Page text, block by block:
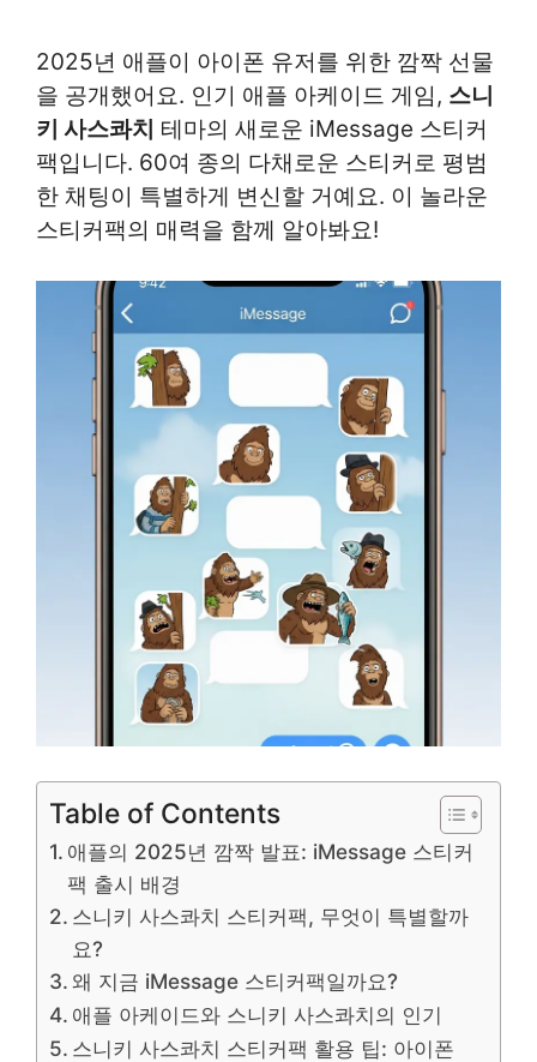
2025년 애플이 아이폰 유저를 위한 깜짝 선물
을 공개했어요. 인기 애플 아케이드 게임, 스니
키 사스콰치 테마의 새로운 iMessage 스티커
팩입니다. 60여 종의 다채로운 스티커로 평범
한 채팅이 특별하게 변신할 거예요. 이 놀라운
스티커팩의 매력을 함께 알아봐요!
Table of Contents
애플의 2025년 깜짝 발표: iMessage 스티커
팩 출시 배경
스니키 사스콰치 스티커팩, 무엇이 특별할까
요?
왜 지금 iMessage 스티커팩일까요?
애플 아케이드와 스니키 사스콰치의 인기
스니키 사스콰치 스티커팩 활용 팁: 아이폰